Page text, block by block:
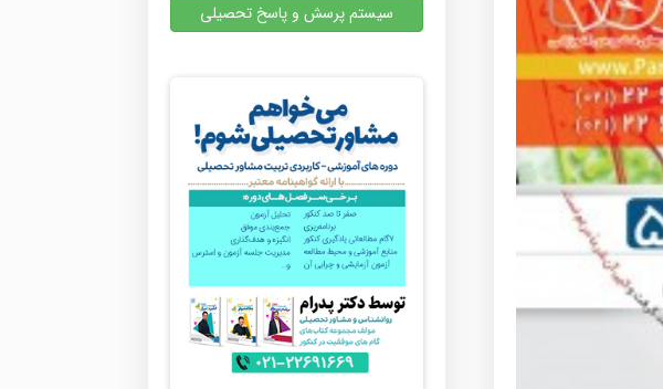
سیستم پرسش و پاسخ تحصیلی